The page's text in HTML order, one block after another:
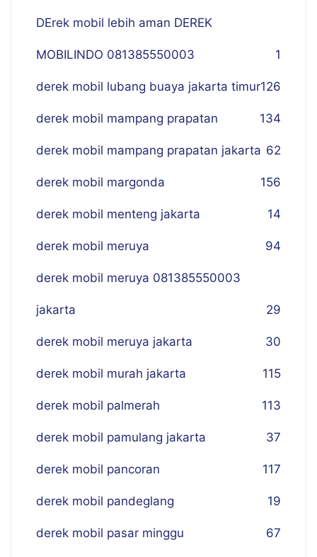
DErek mobil lebih aman DEREK
MOBILINDO 081385550003 1
derek mobil lubang buaya jakarta timur126
derek mobil mampang prapatan 134
derek mobil mampang prapatan jakarta 62
derek mobil margonda 156
derek mobil menteng jakarta 14
derek mobil meruya 94
derek mobil meruya 081385550003
jakarta 29
derek mobil meruya jakarta 30
derek mobil murah jakarta 115
derek mobil palmerah 113
derek mobil pamulang jakarta 37
derek mobil pancoran 117
derek mobil pandeglang 19
derek mobil pasar minggu 67